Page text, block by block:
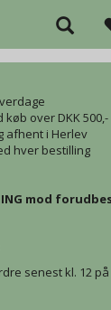
over DKK 500,-
afhent i Herlev
hver bestilling
mod
senest kl. 12 på